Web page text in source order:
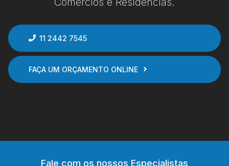
11 2442 7545
FAÇA UM ORÇAMENTO ONLINE
Fale com os nossos Especialistas